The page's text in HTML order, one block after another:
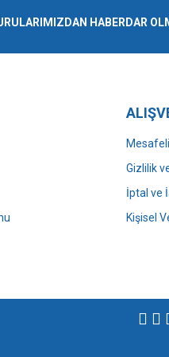
bozuk veya görüntülenemiyor.
farklı alternatifler olmalı.
HABERDAR
Gizlilik
İptal ve
Kişisel